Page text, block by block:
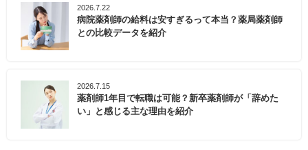
2026.7.22
病院薬剤師の給料は安すぎるって本当？薬局薬剤師
との比較データを紹介
2026.7.15
薬剤師1年目で転職は可能？新卒薬剤師が「辞めた
い」と感じる主な理由を紹介